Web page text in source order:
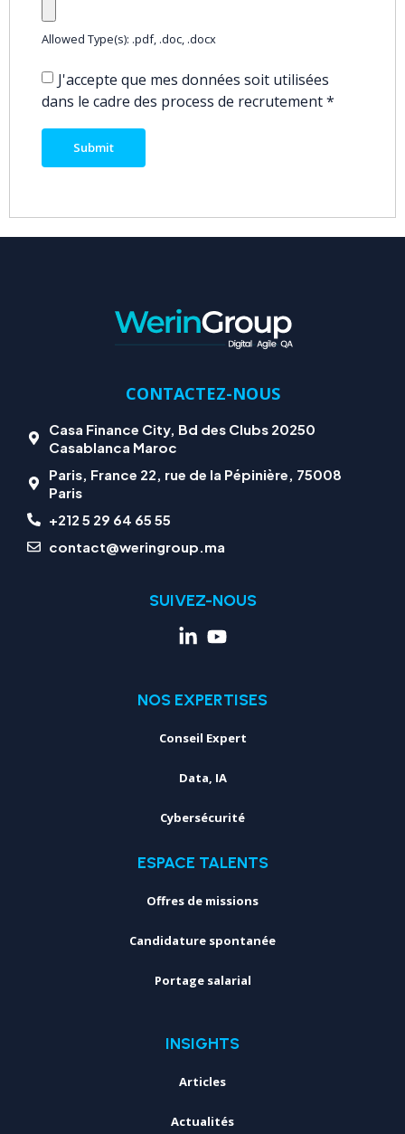
Allowed Type(s): .pdf, .doc, .docx
J'accepte que mes données soit utilisées
dans le cadre des process de recrutement*
CONTACTEZ-NOUS
Casa Finance City, Bd des Clubs 20250
Casablanca Maroc
Paris, France 22, rue de la Pépinière, 75008
Paris
+212 5 29 64 65 55
contact@weringroup.ma
SUIVEZ-NOUS
NOS EXPERTISES
Conseil Expert
Data, IA
Cybersécurité
ESPACE TALENTS
Offres de missions
Candidature spontanée
Portage salarial
INSIGHTS
Articles
Actualités